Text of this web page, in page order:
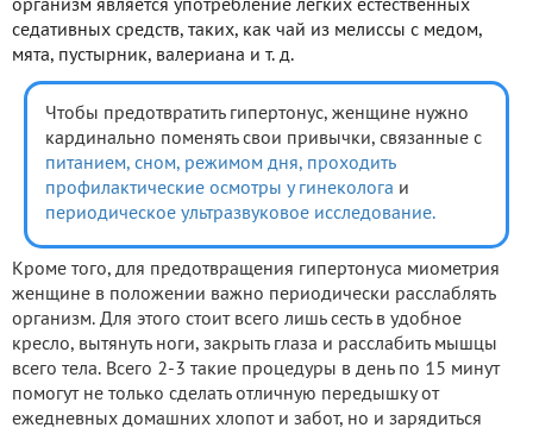
организм является употребление легких естественных
седативных средств, таких, как чай из мелиссы с медом,
мята, пустырник, валериана и т. д.
Чтобы предотвратить гипертонус, женщине нужно
кардинально поменять свои привычки, связанные с
питанием, сном, режимом дня, проходить
профилактические осмотры у гинеколога и
периодическое ультразвуковое исследование.
Кроме того, для предотвращения гипертонуса миометрия
женщине в положении важно периодически расслаблять
организм. Для этого стоит всего лишь сесть в удобное
кресло, вытянуть ноги, закрыть глаза и расслабить мышцы
всего тела. Всего 2-3 такие процедуры в день по 15 минут
помогут не только сделать отличную передышку от
ежедневных домашних хлопот и забот, но и зарядиться